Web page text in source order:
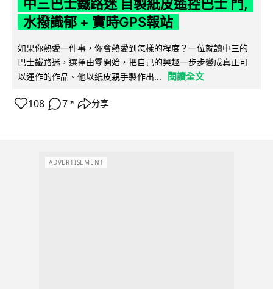
中三巴士鐵路迷 自製紙皮遙控巴士 門,
水撥識郁 + 實時GPS報站
如果你熱愛一件事，你會熱愛到怎樣的程度？一位就讀中三的
巴士鐵路迷，選擇由零開始，把自己的興趣一步步變成真正可
以運作的作品。他以紙皮親手製作出...
閱讀全文
108 7 ↗ 分享
ADVERTISEMENT